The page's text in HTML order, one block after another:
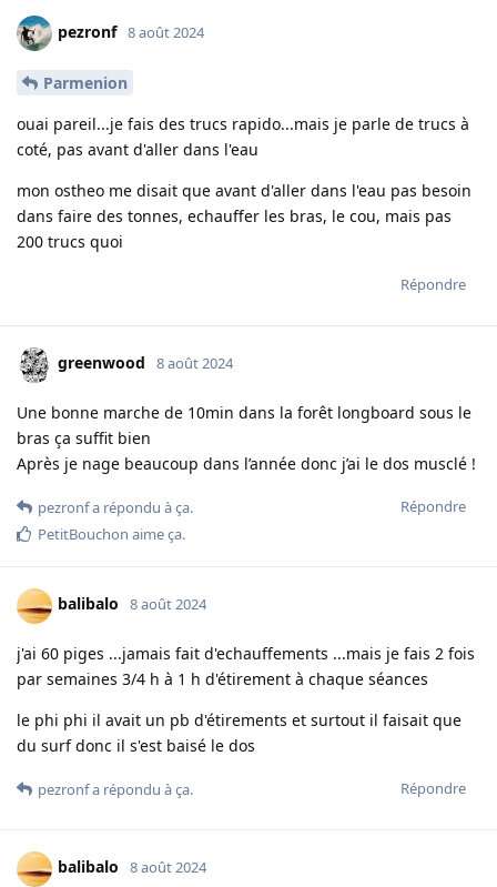
pezronf 8 août 2024
Parmenion
ouai pareil...je fais des trucs rapido...mais je parle de trucs à
coté, pas avant d'aller dans l'eau
mon ostheo me disait que avant d'aller dans l'eau pas besoin
dans faire des tonnes, echauffer les bras, le cou, mais pas
200 trucs quoi
Répondre
greenwood 8 août 2024
Une bonne marche de 10min dans la forêt longboard sous le
bras ça suffit bien
Après je nage beaucoup dans l’année donc j’ai le dos musclé !
Répondre
pezronfa répondu à ça.
PetitBouchon aime ça.
balibalo 8 août 2024
j'ai 60 piges ...jamais fait d'echauffements ...mais je fais 2 fois
par semaines 3/4 h à 1 h d'étirement à chaque séances
le phi phi il avait un pb d'étirements et surtout il faisait que
du surf donc il s'est baisé le dos
Répondre
pezronfa répondu à ça.
balibalo 8 août 2024